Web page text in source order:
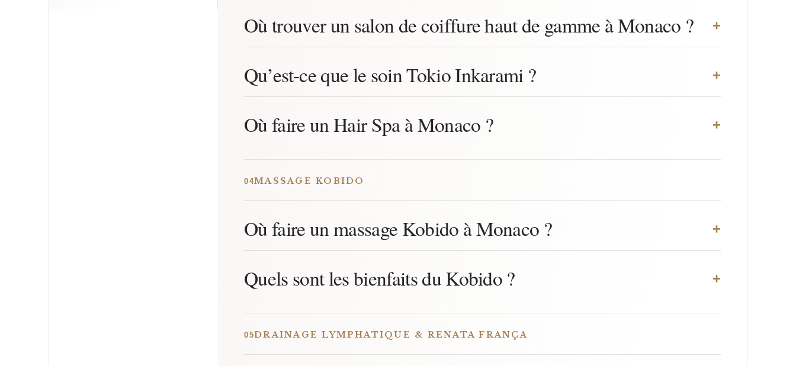
Où trouver un salon de coiffure haut de gamme à Monaco ? +
Qu’est-ce que le soin Tokio Inkarami ? +
Où faire un Hair Spa à Monaco ? +
04MASSAGE KOBIDO
Où faire un massage Kobido à Monaco ? +
Quels sont les bienfaits du Kobido ? +
05DRAINAGE LYMPHATIQUE & RENATA FRANÇA